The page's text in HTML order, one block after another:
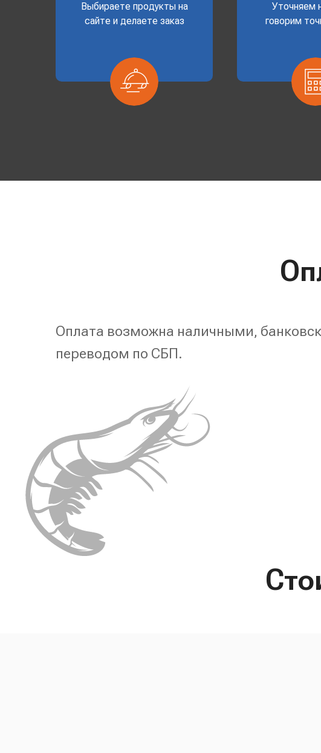
Выбираете продукты на
сайте и делаете заказ
Уточняем
говорим
Оплата возможна наличными,
переводом по СБП.